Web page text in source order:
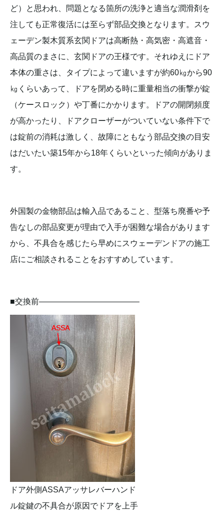
ど）と思われ、問題となる箇所の洗浄と適当な潤滑剤を
注しても正常復活には至らず部品交換となります。スウ
ェーデン製木質系玄関ドアは高断熱・高気密・高遮音・
高品質のまさに、玄関ドアの王様です。それゆえにドア
本体の重さは、タイプによって違いますが約60㎏から90
㎏くらいあって、ドアを閉める時に重量相当の衝撃が錠
（ケースロック）や丁番にかかります。ドアの開閉頻度
が高かったり、ドアクローザーがついていない条件下で
は錠前の消耗は激しく、故障にともなう部品交換の目安
はだいたい築15年から18年くらいといった傾向がありま
す。
外国製の金物部品は輸入品であること、型落ち廃番や予
告なしの部品変更が理由で入手が困難な場合があります
から、不具合を感じたら早めにスウェーデンドアの施工
店にご相談されることをおすすめしています。
■交換前————————————–
ドア外側ASSAアッサレバーハンド
ル錠鍵の不具合が原因でドアを上手